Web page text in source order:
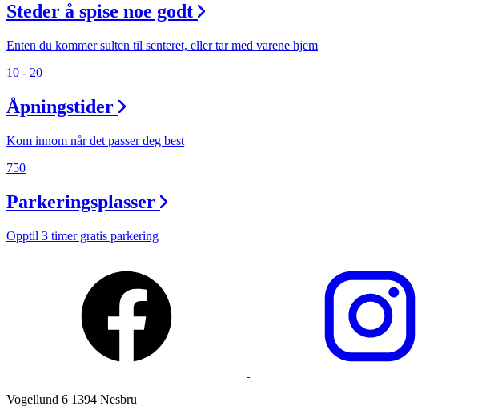
Åpningstider
Praktisk informasjon
Magasin
Gavekort
Steder å spise noe godt
Enten du kommer sulten til senteret, eller tar med varene hjem
10 - 20
Åpningstider
Kom innom når det passer deg best
750
Parkeringsplasser
Opptil 3 timer gratis parkering
Vogellund 6 1394 Nesbru